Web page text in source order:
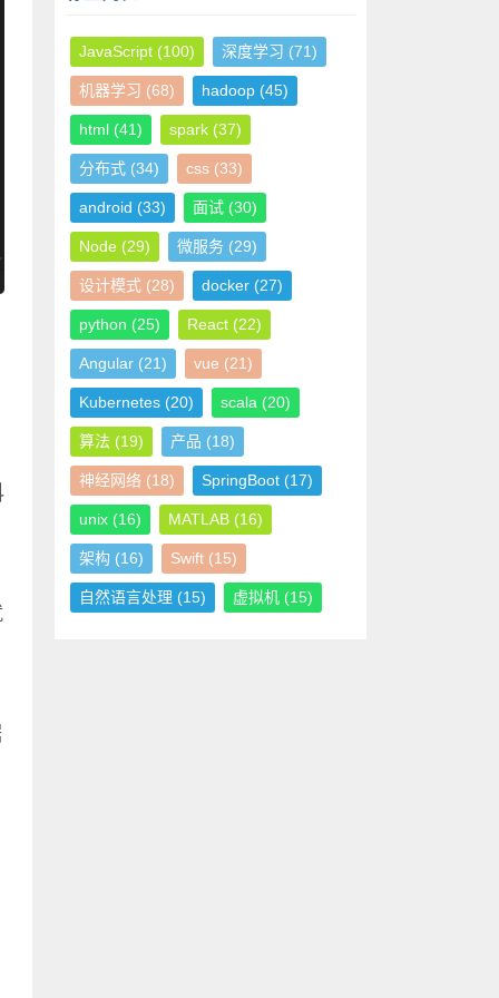
JavaScript (100) 深度学习 (71)
机器学习 (68) hadoop (45)
html (41) spark (37)
分布式 (34) css (33)
android (33) 面试 (30)
Node (29) 微服务 (29)
设计模式 (28) docker (27)
python (25) React (22)
Angular (21) vue (21)
Kubernetes (20) scala (20)
算法 (19) 产品 (18)
神经网络 (18) SpringBoot (17)
unix (16) MATLAB (16)
架构 (16) Swift (15)
自然语言处理 (15) 虚拟机 (15)